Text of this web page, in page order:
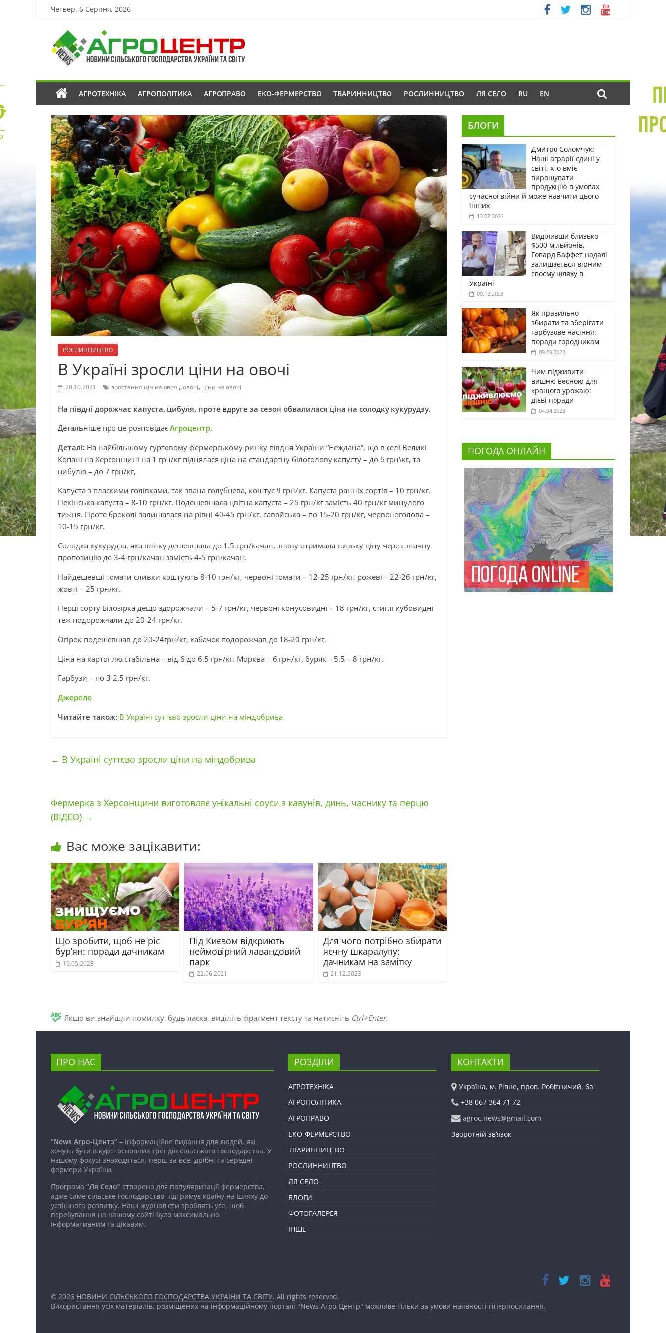
Четвер, 6 Серпня, 2026
АГРОТЕХНІКА АГРОПОЛІТИКА АГРОПРАВО ЕКО-ФЕРМЕРСТВО ТВАРИННИЦТВО РОСЛИННИЦТВО ЛЯ СЕЛО RU EN
РОСЛИННИЦТВО
В Україні зросли ціни на овочі
20.10.2021 зростання цін на овочі, овочі, ціни на овочі
На півдні дорожчає капуста, цибуля, проте вдруге за сезон обвалилася ціна на солодку кукурудзу.
Детальніше про це розповідає Агроцентр.
Деталі: На найбільшому гуртовому фермерському ринку півдня України “Неждана”, що в селі Великі
Копані на Херсонщині на 1 грн/кг піднялася ціна на стандартну білоголову капусту – до 6 грн\кг, та
цибулю – до 7 грн/кг,
Капуста з пласкими голівками, так звана голубцева, коштує 9 грн/кг. Капуста ранніх сортів – 10 грн/кг.
Пекінська капуста – 8-10 грн/кг. Подешевшала цвітна капуста – 25 грн/кг замість 40 грн/кг минулого
тижня. Проте броколі залишалася на рівні 40-45 грн/кг, савойська – по 15-20 грн/кг, червоноголова –
10-15 грн/кг.
Солодка кукурудза, яка влітку дешевшала до 1.5 грн/качан, знову отримала низьку ціну через значну
пропозицію до 3-4 грн/качан замість 4-5 грн/качан.
Найдешевші томати сливки коштують 8-10 грн/кг, червоні томати – 12-25 грн/кг, рожеві – 22-26 грн/кг,
жовті – 25 грн/кг.
Перці сорту Білозірка дещо здорожчали – 5-7 грн/кг, червоні конусовидні – 18 грн/кг, стиглі кубовидні
теж подорожчали до 20-24 грн/кг.
Огірок подешевшав до 20-24грн/кг, кабачок подорожчав до 18-20 грн/кг.
Ціна на картоплю стабільна – від 6 до 6.5 грн/кг. Морква – 6 грн/кг, буряк – 5.5 – 8 грн/кг.
Гарбузи – по 3-2.5 грн/кг.
Джерело
Читайте також: В Україні суттєво зросли ціни на міндобрива
← В Україні суттєво зросли ціни на міндобрива
Фермерка з Херсонщини виготовляє унікальні соуси з кавунів, динь, часнику та перцю
(ВІДЕО) →
Вас може зацікавити:
Що зробити, щоб не ріс
бур’ян: поради дачникам
19.05.2023
Під Києвом відкриють
неймовірний лавандовий
парк
22.06.2021
Для чого потрібно збирати
яєчну шкаралупу:
дачникам на замітку
21.12.2023
БЛОГИ
Дмитро Соломчук:
Наші аграрії єдині у
світі, хто вміє
вирощувати
продукцію в умовах
сучасної війни й може навчити цього
інших
13.02.2026
Виділивши близько
$500 мільйонів,
Говард Баффет надалі
залишається вірним
своєму шляху в
Україні
09.12.2023
Як правильно
збирати та зберігати
гарбузове насіння:
поради городникам
09.09.2023
Чим підживити
вишню весною для
кращого урожаю:
дієві поради
04.04.2023
ПОГОДА ОНЛАЙН
Якщо ви знайшли помилку, будь ласка, виділіть фрагмент тексту та натисніть Ctrl+Enter.
ПРО НАС
“News Агро-Центр” – інформаційне видання для людей, які
хочуть бути в курсі основних трендів сільського господарства. У
нашому фокусі знаходяться, перш за все, дрібні та середні
фермери України.
Програма “Ля Село” створена для популяризації фермерства,
адже саме сільське господарство підтримує країну на шляху до
успішного розвитку. Наші журналісти зроблять усе, щоб
перебування на нашому сайті було максимально
інформативним та цікавим.
РОЗДІЛИ
АГРОТЕХНІКА
АГРОПОЛІТИКА
АГРОПРАВО
ЕКО-ФЕРМЕРСТВО
ТВАРИННИЦТВО
РОСЛИННИЦТВО
ЛЯ СЕЛО
БЛОГИ
ФОТОГАЛЕРЕЯ
ІНШЕ
КОНТАКТИ
Україна, м. Рівне, пров. Робітничий, 6а
+38 067 364 71 72
agroc.news@gmail.com
Зворотній зв’язок
© 2026 НОВИНИ СІЛЬСЬКОГО ГОСПОДАРСТВА УКРАЇНИ ТА СВІТУ. All rights reserved.
Використання усіх матеріалів, розміщених на інформаційному порталі "News Агро-Центр" можливе тільки за умови наявності гіперпосилання.